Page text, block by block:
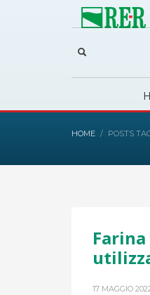
HOME POSTS
17 MAGGIO